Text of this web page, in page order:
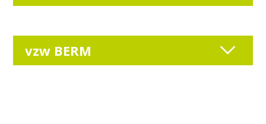
vzw BERM